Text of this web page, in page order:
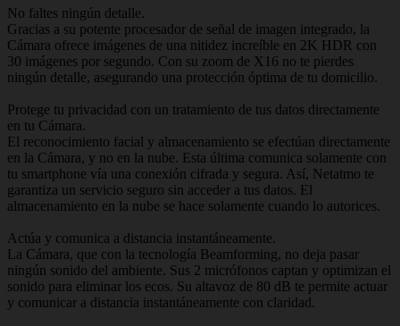
No faltes ningún detalle.
Gracias a su potente procesador de señal de imagen integrado, la
Cámara ofrece imágenes de una nitidez increíble en 2K HDR con
30 imágenes por segundo. Con su zoom de X16 no te pierdes
ningún detalle, asegurando una protección óptima de tu domicilio.
Protege tu privacidad con un tratamiento de tus datos directamente
en tu Cámara.
El reconocimiento facial y almacenamiento se efectúan directamente
en la Cámara, y no en la nube. Esta última comunica solamente con
tu smartphone vía una conexión cifrada y segura. Así, Netatmo te
garantiza un servicio seguro sin acceder a tus datos. El
almacenamiento en la nube se hace solamente cuando lo autorices.
Actúa y comunica a distancia instantáneamente.
La Cámara, que con la tecnología Beamforming, no deja pasar
ningún sonido del ambiente. Sus 2 micrófonos captan y optimizan el
sonido para eliminar los ecos. Su altavoz de 80 dB te permite actuar
y comunicar a distancia instantáneamente con claridad.